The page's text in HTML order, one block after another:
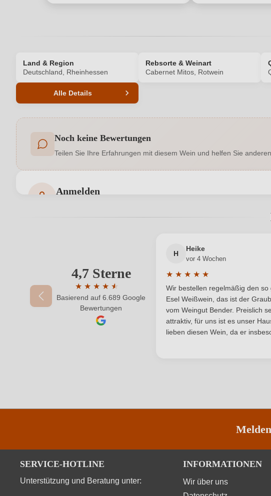
Land & Region
Deutschland, Rheinhessen
Rebsorte & Weinart
Cabernet Mitos, Rotwein
Alle Details
Allergene
Geschmack
Säuregehalt in g/L
Noch keine Bewertungen
Teilen Sie Ihre Erfahrungen mit diesem Wein und helfen Sie
Anmelden
Ihre E-Mail-Adresse
Ihr Passwort
4,7 Sterne
★ ★ ★ ★ ★
★
Durchschnittliche Bewertung von 4.7 von 5 Sternen
Basierend auf 6.689 Google
Bewertungen
H
Heike
vor 4 Wochen
★ ★ ★ ★ ★
Durchschnittliche Bewertung
Wir bestellen regelmäßig den so
Esel Weißwein, das ist der
vom Weingut Bender. Preislich
attraktiv, für uns ist es unser
lieben diesen Wein, da er
SERVICE-HOTLINE
Unterstützung und Beratung unter:
INFORMATIONEN
Wir über uns